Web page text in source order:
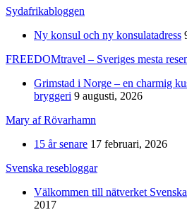
Sydafrikabloggen
Ny konsul och ny konsulatadress
FREEDOMtravel – Sveriges mesta
Grimstad i Norge – en charmig
bryggeri 9 augusti, 2026
Mary af Rövarhamn
15 år senare 17 februari, 2026
Svenska resebloggar
Välkommen till nätverket
2017